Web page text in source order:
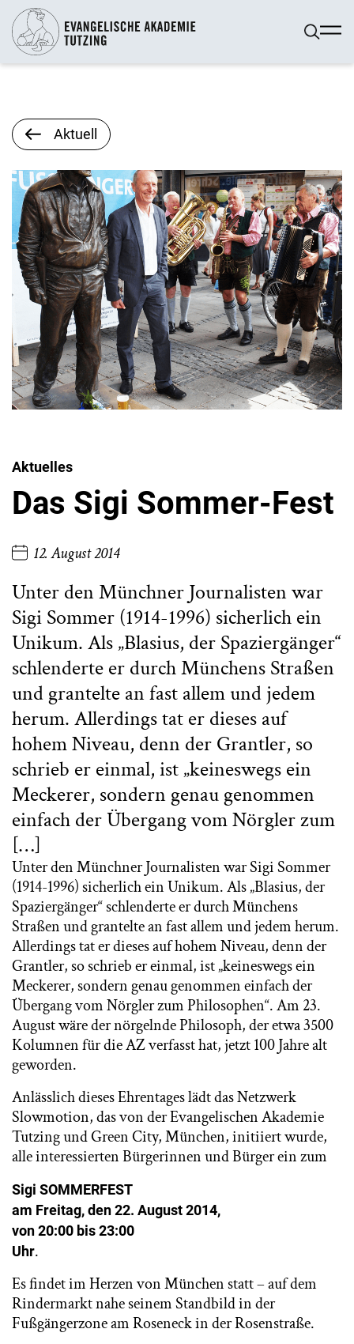
Aktuell
Aktuelles
Das Sigi Sommer-Fest
12. August 2014
Unter den Münchner Journalisten war
Sigi Sommer (1914-1996) sicherlich ein
Unikum. Als „Blasius, der Spaziergänger“
schlenderte er durch Münchens Straßen
und grantelte an fast allem und jedem
herum. Allerdings tat er dieses auf
hohem Niveau, denn der Grantler, so
schrieb er einmal, ist „keineswegs ein
Meckerer, sondern genau genommen
einfach der Übergang vom Nörgler zum
[…]
Unter den Münchner Journalisten war Sigi Sommer
(1914-1996) sicherlich ein Unikum. Als „Blasius, der
Spaziergänger“ schlenderte er durch Münchens
Straßen und grantelte an fast allem und jedem herum.
Allerdings tat er dieses auf hohem Niveau, denn der
Grantler, so schrieb er einmal, ist „keineswegs ein
Meckerer, sondern genau genommen einfach der
Übergang vom Nörgler zum Philosophen“. Am 23.
August wäre der nörgelnde Philosoph, der etwa 3500
Kolumnen für die AZ verfasst hat, jetzt 100 Jahre alt
geworden.
Anlässlich dieses Ehrentages lädt das Netzwerk
Slowmotion, das von der Evangelischen Akademie
Tutzing und Green City, München, initiiert wurde,
alle interessierten Bürgerinnen und Bürger ein zum
Sigi SOMMERFEST
am Freitag, den 22. August 2014,
von 20:00 bis 23:00
Uhr.
Es findet im Herzen von München statt – auf dem
Rindermarkt nahe seinem Standbild in der
Fußgängerzone am Roseneck in der Rosenstraße.